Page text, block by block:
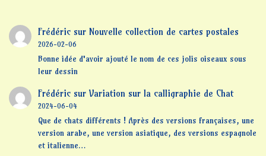
Frédéricsur Nouvelle collection de cartes postales
2026-02-06
Bonne idée d'avoir ajouté le nom de ces jolis oiseaux sous
leur dessin
Frédéricsur Variation sur la calligraphie de Chat
2024-06-04
Que de chats différents ! Après des versions françaises, une
version arabe, une version asiatique, des versions espagnole
et italienne…